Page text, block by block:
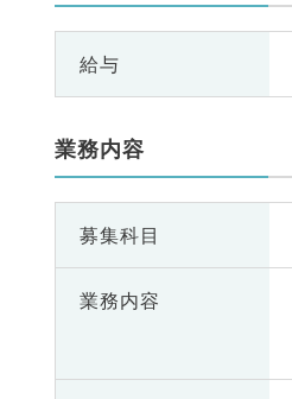
給与
業務内容
募集科目
業務内容